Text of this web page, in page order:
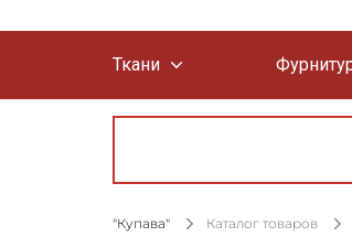
Ткани
"Купава" Каталог товаров